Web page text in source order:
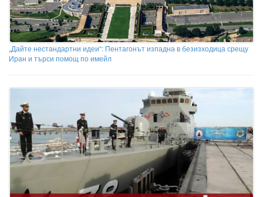
„Дайте нестандартни идеи“: Пентагонът изпадна в безизходица срещу
Иран и търси помощ по имейл